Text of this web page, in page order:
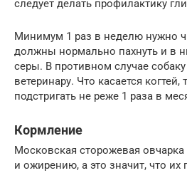
следует делать профилактику
Минимум 1 раз в неделю нужно
должны нормально пахнуть и в
серы. В противном случае
ветеринару. Что касается когтей,
подстригать не реже 1 раза в
Кормление
Московская сторожевая
и ожирению, а это значит, что